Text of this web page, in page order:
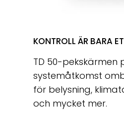
KONTROLL ÄR BARA
TD 50-pekskärmen
systemåtkomst
för belysning,
och mycket mer.